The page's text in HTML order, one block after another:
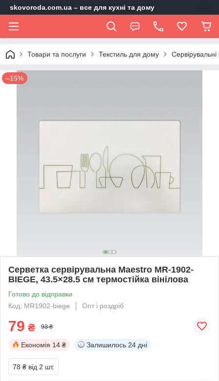
skovoroda.com.ua – все для кухні та дому
Товари та послуги Текстиль для дому
–15%
Серветка сервірувальна Maestro MR-1902-
BIEGE, 43.5×28.5 см термостійка вінілова
Готово до відправки
Код: MR1902-biege
Опт і роздріб
79 ₴ 93 ₴
Економія 14 ₴ Залишилось 24 дні
78 ₴ від 2 шт.